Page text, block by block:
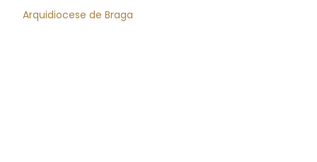
Arquidiocese de Braga